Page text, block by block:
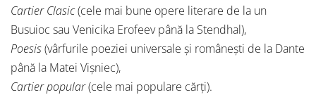
Cartier Clasic(cele mai bune opere literare de la un
Busuioc sau Venicika Erofeev până la Stendhal),
Poesis(vârfurile poeziei universale și românești de la Dante
până la Matei Vișniec),
Cartier popular(cele mai populare cărți).